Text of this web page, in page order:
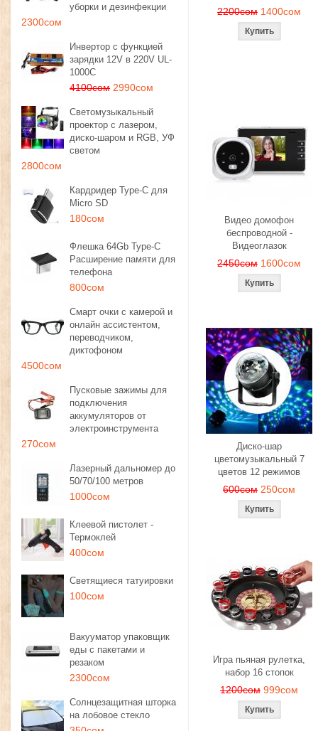
уборки и дезинфекции
2300сом
Инвертор с функцией
зарядки 12V в 220V UL-
1000C
4100сом 2990сом
Светомузыкальный
проектор с лазером,
диско-шаром и RGB, УФ
светом
2800сом
Кардридер Type-C для
Micro SD
180сом
Флешка 64Gb Type-C
Расширение памяти для
телефона
800сом
Смарт очки с камерой и
онлайн ассистентом,
переводчиком,
диктофоном
4500сом
Пусковые зажимы для
подключения
аккумуляторов от
электроинструмента
270сом
Лазерный дальномер до
50/70/100 метров
1000сом
Клеевой пистолет -
Термоклей
400сом
Светящиеся татуировки
100сом
Вакууматор упаковщик
еды с пакетами и
резаком
2300сом
Солнцезащитная шторка
на лобовое стекло
2200сом 1400сом
Видео домофон
беспроводной -
Видеоглазок
2450сом 1600сом
Диско-шар
цветомузыкальный 7
цветов 12 режимов
600сом 250сом
Игра пьяная рулетка,
набор 16 стопок
1200сом 999сом